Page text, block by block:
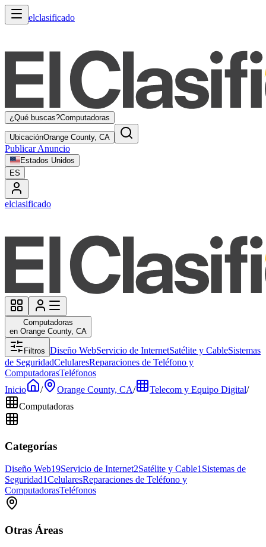
elclasificado
¿Qué buscas?Computadoras
UbicaciónOrange County, CA
Publicar Anuncio
Estados Unidos
ES
elclasificado
Computadoras
en Orange County, CA
Filtros Diseño WebServicio de InternetSatélite y CableSistemas
de SeguridadCelularesReparaciones de Teléfono y
ComputadorasTeléfonos
Inicio
/ Orange County, CA/ Telecom y Equipo Digital/
Computadoras
Categorías
Diseño Web19Servicio de Internet2Satélite y Cable1Sistemas de
Seguridad1CelularesReparaciones de Teléfono y
ComputadorasTeléfonos
Otras Áreas